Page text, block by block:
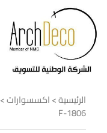
الرئيسية>اكسسوارات>
F-1806